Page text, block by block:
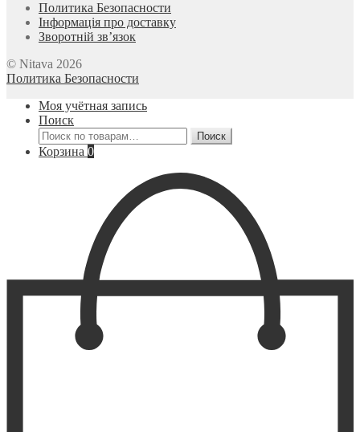
Политика Безопасности
Інформація про доставку
Зворотній зв’язок
© Nitava 2026
Политика Безопасности
Моя учётная запись
Поиск
Искать:
Поиск
Корзина 0